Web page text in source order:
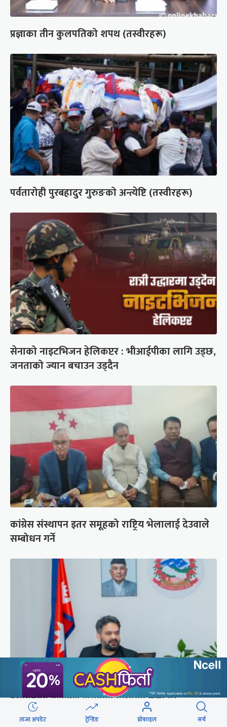
प्रज्ञाका तीन कुलपतिको शपथ (तस्वीरहरू)
पर्वतारोही पुरबहादुर गुरुङको अन्त्येष्टि (तस्वीरहरू)
सेनाको नाइटभिजन हेलिकप्टर : भीआईपीका लागि उड्छ,
जनताको ज्यान बचाउन उड्दैन
कांग्रेस संस्थापन इतर समूहको राष्ट्रिय भेलालाई देउवाले
सम्बोधन गर्ने
प्रधानमन्त्री बालेनले ल्याएको विधेयक संसदीय
समितिबाट जस्ताको तस्तै सदर
ताजा अपडेट ट्रेन्डिङ प्रोफाइल सर्च